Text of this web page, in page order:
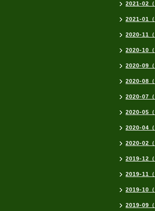
2021-02（
2021-01（
2020-11（
2020-10（
2020-09（
2020-08（
2020-07（
2020-05（
2020-04（
2020-02（
2019-12（
2019-11（
2019-10（
2019-09（